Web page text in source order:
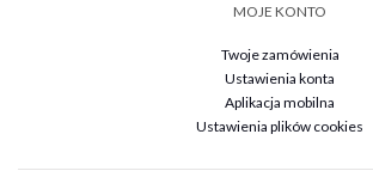
MOJE KONTO
Twoje zamówienia
Ustawienia konta
Aplikacja mobilna
Ustawienia plików cookies